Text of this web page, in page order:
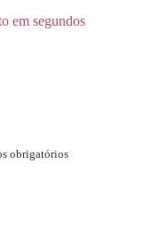
em segundos
obrigatórios